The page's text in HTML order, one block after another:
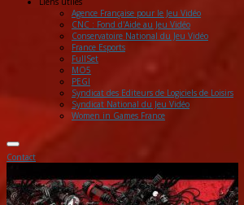
Agence Française pour le Jeu Vidéo
CNC : Fond d'Aide au Jeu Vidéo
Conservatoire National du Jeu Vidéo
France Esports
FullSet
MO5
PEGI
Syndicat des Editeurs de Logiciels de Loisirs
Syndicat National du Jeu Vidéo
Women in Games France
Contact